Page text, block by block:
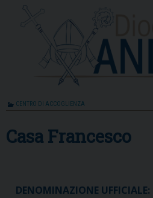
Mail
CENTRO DI ACCOGLIENZA
Casa Francesco
DENOMINAZIONE UFFICIALE: